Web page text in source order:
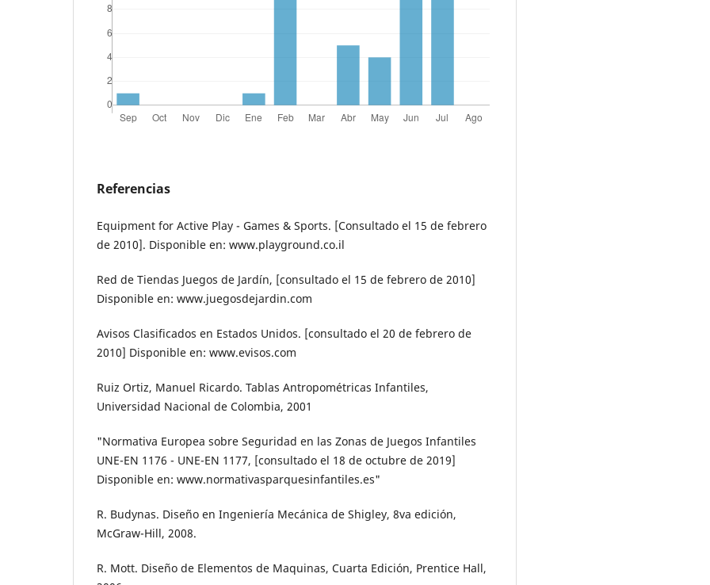
Referencias
Equipment for Active Play - Games & Sports. [Consultado el 15 de febrero
de 2010]. Disponible en: www.playground.co.il
Red de Tiendas Juegos de Jardín, [consultado el 15 de febrero de 2010]
Disponible en: www.juegosdejardin.com
Avisos Clasificados en Estados Unidos. [consultado el 20 de febrero de
2010] Disponible en: www.evisos.com
Ruiz Ortiz, Manuel Ricardo. Tablas Antropométricas Infantiles,
Universidad Nacional de Colombia, 2001
"Normativa Europea sobre Seguridad en las Zonas de Juegos Infantiles
UNE-EN 1176 - UNE-EN 1177, [consultado el 18 de octubre de 2019]
Disponible en: www.normativasparquesinfantiles.es"
R. Budynas. Diseño en Ingeniería Mecánica de Shigley, 8va edición,
McGraw-Hill, 2008.
R. Mott. Diseño de Elementos de Maquinas, Cuarta Edición, Prentice Hall,